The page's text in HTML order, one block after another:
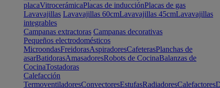
placaVitrocerámicaPlacas de inducciónPlacas de gas
Lavavajillas Lavavajillas 60cmLavavajillas 45cmLavavajillas
integrables
Campanas extractoras Campanas decorativas
Pequeños electrodomésticos
MicroondasFreidorasAspiradoresCafeterasPlanchas de
asarBatidorasAmasadoresRobots de CocinaBalanzas de
CocinaTostadoras
Calefacción
TermoventiladoresConvectoresEstufasRadiadoresCalefactores